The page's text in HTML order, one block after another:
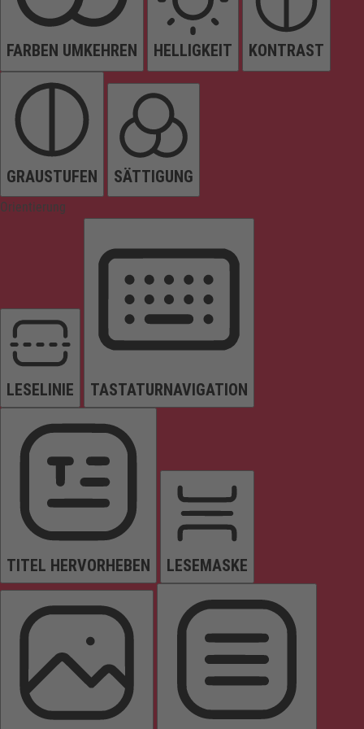
FARBEN UMKEHREN HELLIGKEIT KONTRAST
GRAUSTUFEN SÄTTIGUNG
Orientierung
LESELINIE TASTATURNAVIGATION
TITEL HERVORHEBEN LESEMASKE